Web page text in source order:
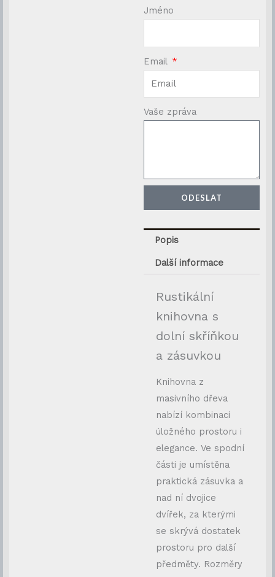
Jméno
Email
Vaše zpráva
ODESLAT
Popis
Další informace
Rustikální
knihovna s
dolní skříňkou
a zásuvkou
Knihovna z
masivního dřeva
nabízí kombinaci
úložného prostoru i
elegance. Ve spodní
části je umístěna
praktická zásuvka a
nad ní dvojice
dvířek, za kterými
se skrývá dostatek
prostoru pro další
předměty. Rozměry